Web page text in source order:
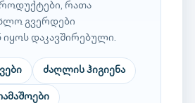
რათა
გვერდები
დაკავშირებული.
ძაღლის ჰიგიენა